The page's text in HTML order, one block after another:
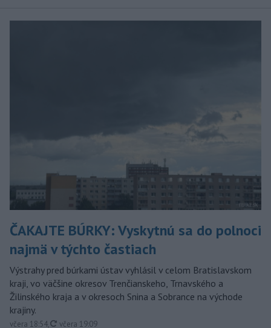
ČAKAJTE BÚRKY: Vyskytnú sa do polnoci
najmä v týchto častiach
Výstrahy pred búrkami ústav vyhlásil v celom Bratislavskom
kraji, vo väčšine okresov Trenčianskeho, Trnavského a
Žilinského kraja a v okresoch Snina a Sobrance na východe
krajiny.
včera 18:54, aktualizované
včera 19:09